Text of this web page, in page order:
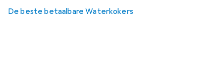
De beste betaalbare Waterkokers